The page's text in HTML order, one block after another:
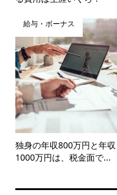
給与・ボーナス
独身の年収800万円と年収
1000万円は、税金面で...